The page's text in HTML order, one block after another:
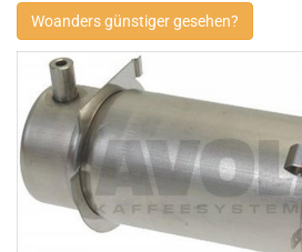
Woanders günstiger gesehen?